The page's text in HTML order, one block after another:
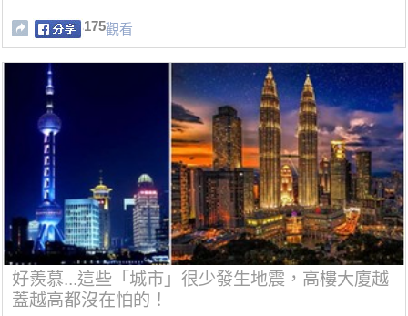
175觀看
好羨慕...這些「城市」很少發生地震，高樓大廈越
蓋越高都沒在怕的！